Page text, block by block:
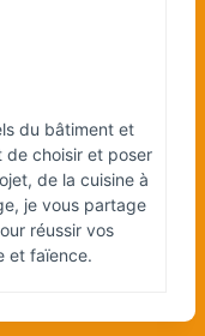
du bâtiment et
de choisir et poser
de la cuisine à
je vous partage
réussir vos
et faïence.